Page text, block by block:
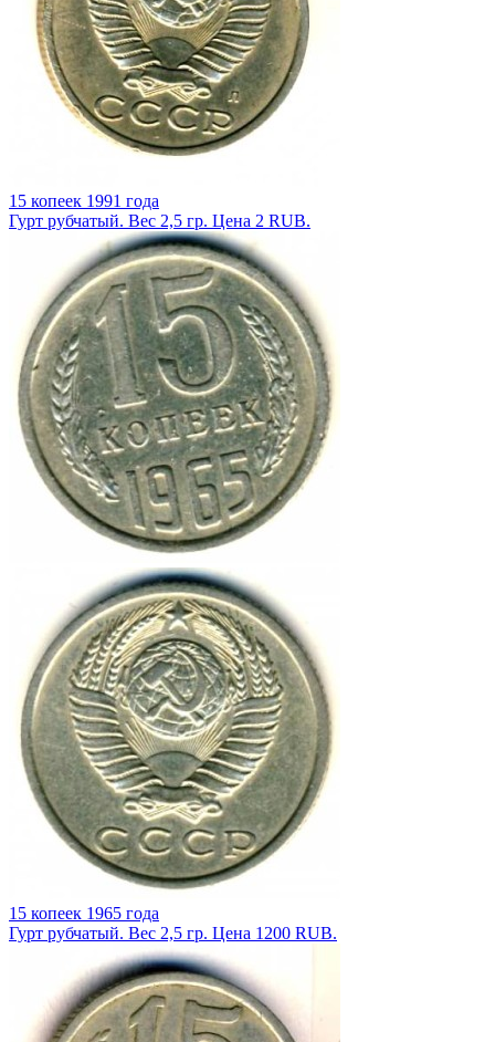
15 копеек 1991 года
Гурт рубчатый. Вес 2,5 гр. Цена 2 RUB.
15 копеек 1965 года
Гурт рубчатый. Вес 2,5 гр. Цена 1200 RUB.